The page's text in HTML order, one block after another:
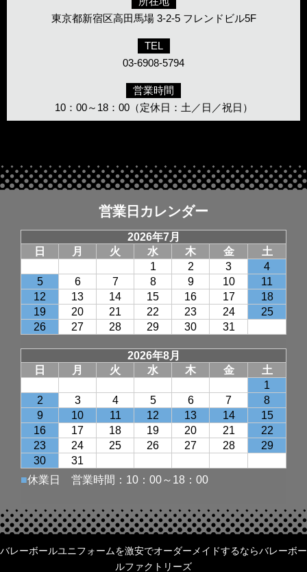
東京都新宿区高田馬場 3-2-5 フレンドビル5F
TEL
03-6908-5794
営業時間
10：00～18：00（定休日：土／日／祝日）
営業日カレンダー
バレーボールユニフォームを激安でオーダーメイドするならバレーボー
ルファクトリーズ